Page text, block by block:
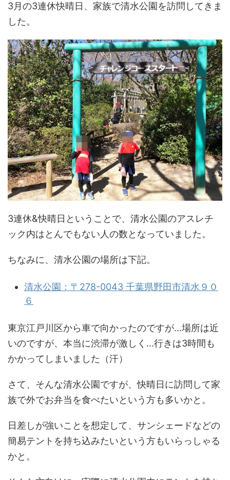
3月の3連休快晴日、家族で清水公園を訪問してきま
した。
3連休&快晴日ということで、清水公園のアスレチ
ック内はとんでもない人の数となっていました。
ちなみに、清水公園の場所は下記。
清水公園：〒278-0043 千葉県野田市清水９０
６
東京江戸川区から車で向かったのですが...場所は近
いのですが、本当に渋滞が激しく...行きは3時間も
かかってしまいました（汗）
さて、そんな清水公園ですが、快晴日に訪問して家
族で外でお弁当を食べたいという方も多いかと。
日差しが強いことを想定して、サンシェードなどの
簡易テントを持ち込みたいという方もいらっしゃる
かと。